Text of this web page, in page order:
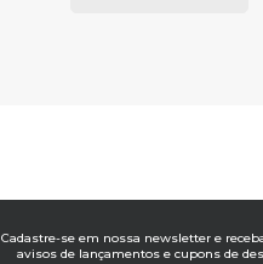
Cadastre-se em nossa newsletter e
avisos de lançamentos e cupons de